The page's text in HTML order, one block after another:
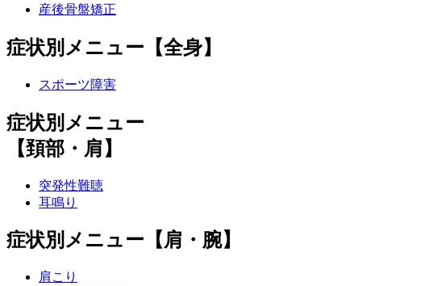
産後骨盤矯正
症状別メニュー【全身】
スポーツ障害
症状別メニュー
【頚部・肩】
突発性難聴
耳鳴り
症状別メニュー【肩・腕】
肩こり